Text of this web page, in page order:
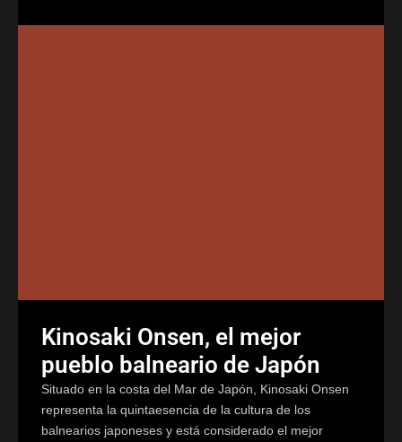
Kinosaki Onsen, el mejor
pueblo balneario de Japón
Situado en la costa del Mar de Japón, Kinosaki Onsen
representa la quintaesencia de la cultura de los
balnearios japoneses y está considerado el mejor